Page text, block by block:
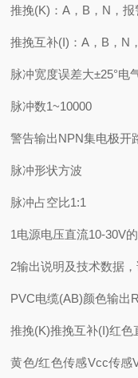
推挽(K)：A，B，N，报
推挽互补(I)：A，B，N
脉冲宽度误差大±25°电
脉冲数1~10000
警告输出NPN集电极开
脉冲形状方波
脉冲占空比1:1
1电源电压直流10-30V
2输出说明及技术数据，
PVC电缆(AB)颜色输出
推挽(K)推挽互补(I)红色
黄色/红色传感Vcc传感